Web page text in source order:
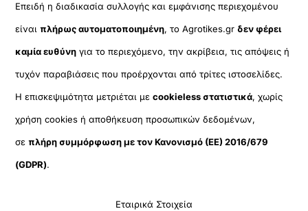
Επειδή η διαδικασία συλλογής και εμφάνισης περιεχομένου
είναιπλήρως αυτοματοποιημένη, το Agrotikes.gr δεν φέρει
καμία ευθύνη για το περιεχόμενο, την ακρίβεια, τις απόψεις ή
τυχόν παραβιάσεις που προέρχονται από τρίτες ιστοσελίδες.
Η επισκεψιμότητα μετριέται μεcookieless στατιστικά, χωρίς
χρήση cookies ή αποθήκευση προσωπικών δεδομένων,
σεπλήρη συμμόρφωση με τον Κανονισμό (ΕΕ) 2016/679
(GDPR).
Εταιρικά Στοιχεία